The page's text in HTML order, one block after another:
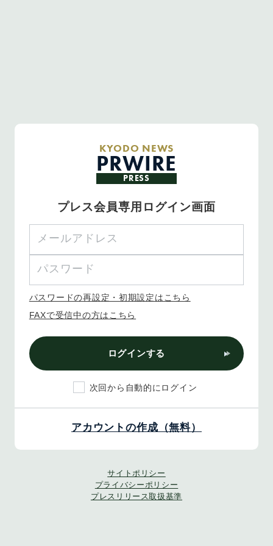
KYODO NEWS
PRWIRE
PRESS
プレス会員専用ログイン画面
パスワードの再設定・初期設定はこちら
FAXで受信中の方はこちら
ログインする
次回から自動的にログイン
アカウントの作成（無料）
サイトポリシー
プライバシーポリシー
プレスリリース取扱基準